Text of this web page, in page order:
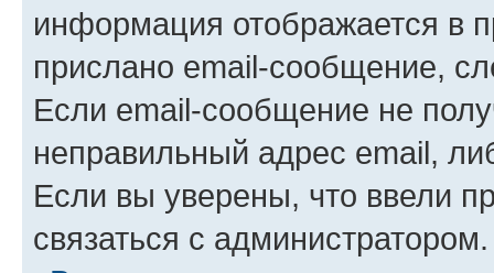
информация отображается в
прислано email-сообщение,
Если email-сообщение не
неправильный адрес email,
Если вы уверены, что ввели
связаться с администратором.